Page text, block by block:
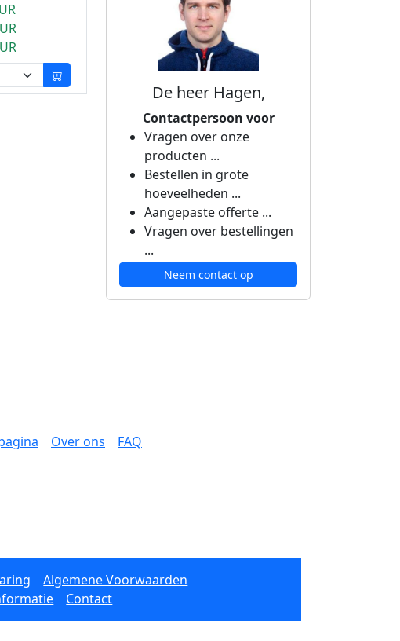
De heer Hagen,
Contactpersoon voor
Vragen over onze
producten ...
Bestellen in grote
hoeveelheden ...
Aangepaste offerte ...
Vragen over bestellingen
...
Neem contact op
Over ons FAQ
Algemene Voorwaarden
Contact